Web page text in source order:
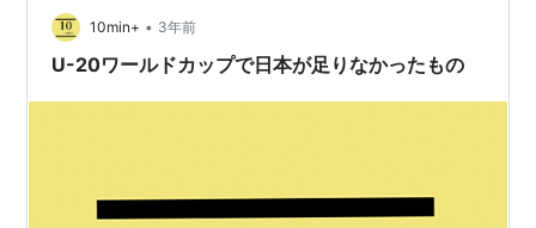
10min+ • 3年前
U-20ワールドカップで日本が足りなかったもの